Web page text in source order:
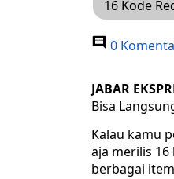
16 Kode
0
JABAR
Bisa
Kalau kamu
aja merilis 16
berbagai